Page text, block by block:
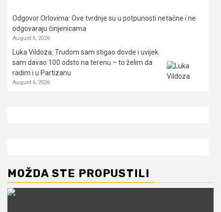
Odgovor Orlovima: ​Ove tvrdnje su u potpunosti netačne i ne
odgovaraju činjenicama
August 6, 2026
Luka Vildoza: Trudom sam stigao dovde i uvijek
sam davao 100 odsto na terenu – to želim da
radim i u Partizanu
August 6, 2026
MOŽDA STE PROPUSTILI